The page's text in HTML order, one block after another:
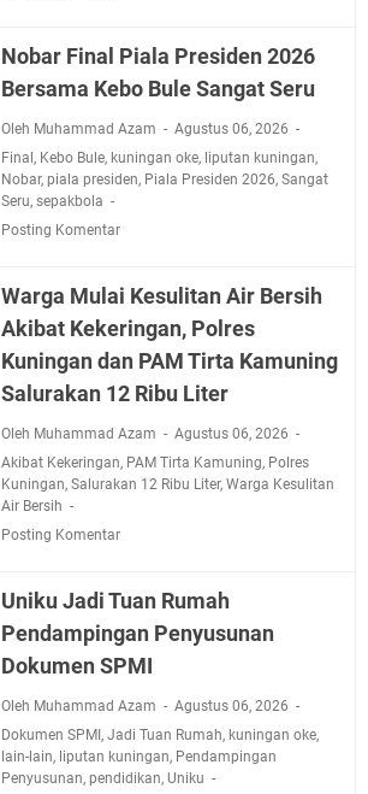
Nobar Final Piala Presiden 2026
Bersama Kebo Bule Sangat Seru
Oleh Muhammad Azam
Agustus 06, 2026
Final, Kebo Bule, kuningan oke, liputan kuningan,
Nobar, piala presiden, Piala Presiden 2026, Sangat
Seru, sepakbola
Posting Komentar
Warga Mulai Kesulitan Air Bersih
Akibat Kekeringan, Polres
Kuningan dan PAM Tirta Kamuning
Salurakan 12 Ribu Liter
Oleh Muhammad Azam
Agustus 06, 2026
Akibat Kekeringan, PAM Tirta Kamuning, Polres
Kuningan, Salurakan 12 Ribu Liter, Warga Kesulitan
Air Bersih
Posting Komentar
Uniku Jadi Tuan Rumah
Pendampingan Penyusunan
Dokumen SPMI
Oleh Muhammad Azam
Agustus 06, 2026
Dokumen SPMI, Jadi Tuan Rumah, kuningan oke,
lain-lain, liputan kuningan, Pendampingan
Penyusunan, pendidikan, Uniku